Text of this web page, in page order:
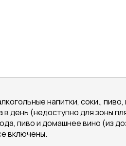
напитки, соки., пиво,
в день (недоступно для зоны
пиво и домашнее вино (из
включены.